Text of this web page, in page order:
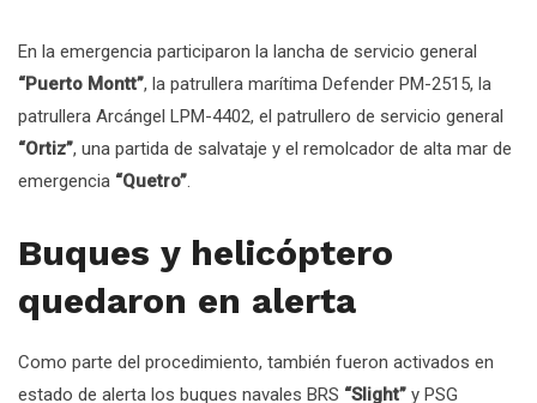
En la emergencia participaron la lancha de servicio general
“Puerto Montt”, la patrullera marítima Defender PM-2515, la
patrullera Arcángel LPM-4402, el patrullero de servicio general
“Ortiz”, una partida de salvataje y el remolcador de alta mar de
emergencia “Quetro”.
Buques y helicóptero
quedaron en alerta
Como parte del procedimiento, también fueron activados en
estado de alerta los buques navales BRS “Slight” y PSG